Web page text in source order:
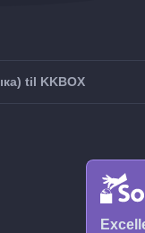
til KKBOX